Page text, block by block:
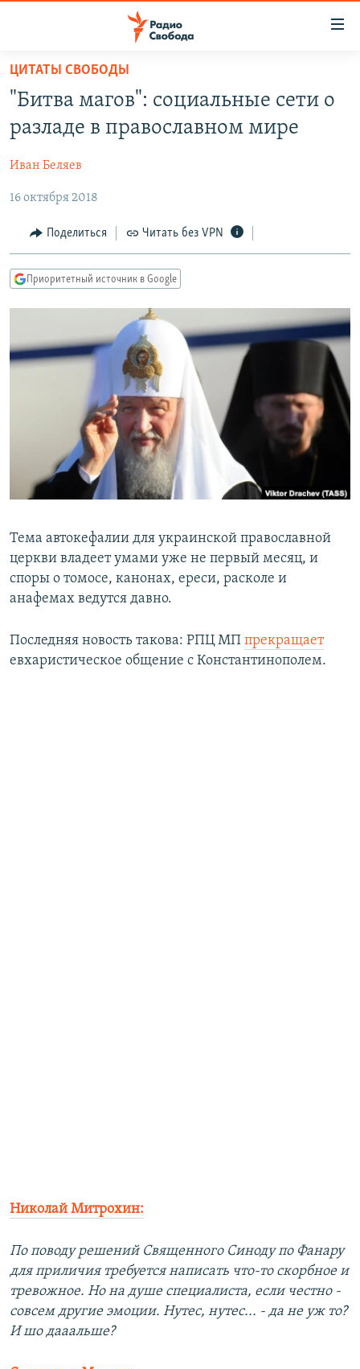
упрощенного
доступа
основному
Вернутся
главной
навигации
Вернутся
ПРОГРАММЫ
АВТОРСКИЕ ПРОЕКТЫ
ЦИТАТЫ СВОБОДЫ
МНЕНИЯ
КУЛЬТУРА
IDEL.РЕАЛИИ
КАВКАЗ.РЕАЛИИ
СИБИРЬ.РЕАЛИИ
РАСПИСАНИЕ ВЕЩАНИЯ
ПОДПИШИТЕСЬ НА РАССЫЛКУ
СОЦИАЛЬНЫЕ СЕТИ
Все сайты РСЕ/РС
ЦИТАТЫ СВОБОДЫ
"Битва магов": социальные сети о
разладе в православном мире
Иван Беляев
16 октября 2018
Поделиться Читать без VPN
Приоритетный источник в Google
Тема автокефалии для украинской православной
церкви владеет умами уже не первый месяц, и
споры о томосе, канонах, ереси, расколе и
анафемах ведутся давно.
Последняя новость такова: РПЦ МП прекращает
евхаристическое общение с Константинополем.
Николай Митрохин:
По поводу решений Священного Синоду по Фанару
для приличия требуется написать что-то скорбное и
тревожное. Но на душе специалиста, если честно -
совсем другие эмоции. Нутес, нутес... - да не уж то?
И шо дааальше?